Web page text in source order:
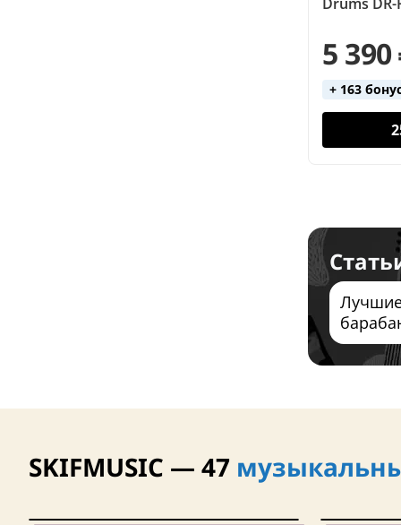
5 390
+ 163
SKIFMUSIC — 47